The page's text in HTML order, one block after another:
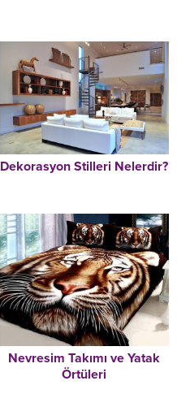
Dekorasyon Stilleri Nelerdir?
Nevresim Takımı ve Yatak
Örtüleri